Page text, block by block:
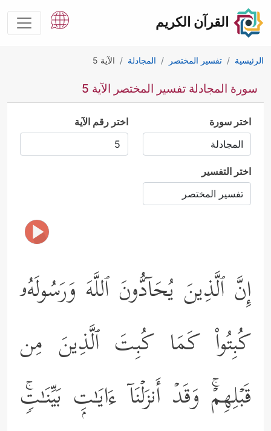
القرآن الكريم
الرئيسية تفسير المختصر المجادلة الآية 5
سورة المجادلة تفسير المختصر الآية 5
اختر سورة اختر رقم الآية
اختر التفسير
إِنَّ ٱلَّذِینَ یُحَاۤدُّونَ ٱللَّهَ وَرَسُولَهُۥ
كُبِتُواْ كَمَا كُبِتَ ٱلَّذِینَ مِن
قَبۡلِهِمۡۚ وَقَدۡ أَنزَلۡنَاۤ ءَایَـٰتِۭ بَیِّنَـٰتࣲۚ